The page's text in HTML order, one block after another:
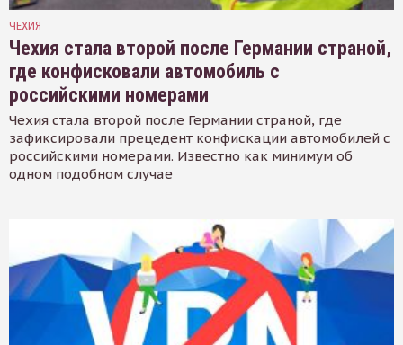
ЧЕХИЯ
Чехия стала второй после Германии страной,
где конфисковали автомобиль с
российскими номерами
Чехия стала второй после Германии страной, где
зафиксировали прецедент конфискации автомобилей с
российскими номерами. Известно как минимум об
одном подобном случае